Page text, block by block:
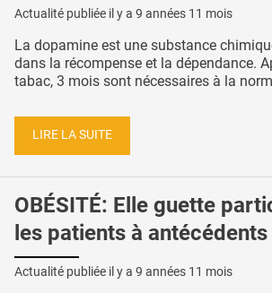
Actualité publiée il y a 9 années 11 mois
La dopamine est une substance
dans la récompense et la dépendance.
tabac, 3 mois sont nécessaires à la
LIRE LA SUITE
OBÉSITÉ: Elle guette
les patients à
Actualité publiée il y a 9 années 11 mois